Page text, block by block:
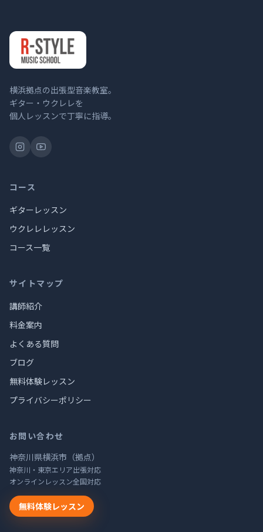
横浜拠点の出張型音楽教室。
ギター・ウクレレを
個人レッスンで丁寧に指導。
コース
ギターレッスン
ウクレレレッスン
コース一覧
サイトマップ
講師紹介
料金案内
よくある質問
ブログ
無料体験レッスン
プライバシーポリシー
お問い合わせ
神奈川県横浜市（拠点）
神奈川・東京エリア出張対応
オンラインレッスン全国対応
無料体験レッスン